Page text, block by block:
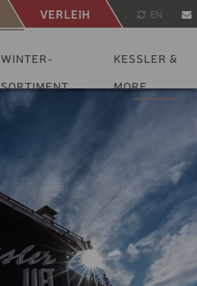
VERLEIH
WINTER-
SORTIMENT
KESSLER &
MORE
EN